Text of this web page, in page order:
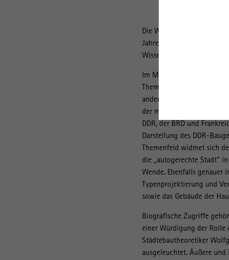
Die Werkstattgespräche
Jahren ein Forum zur
Wissenschaftlern
Im Mittelpunkt der 15.
Themenpalette umfasst
anderem nach Bulgarien
der medialen Rezeption
DDR, der BRD und
Darstellung des DDR-
Themenfeld widmet sich
die „autogerechte Stadt“
Wende. Ebenfalls genauer
Typenprojektierung und
sowie das Gebäude der
Biografische Zugriffe
einer Würdigung der Rolle
Städtebautheoretiker
ausgeleuchtet. Äußere